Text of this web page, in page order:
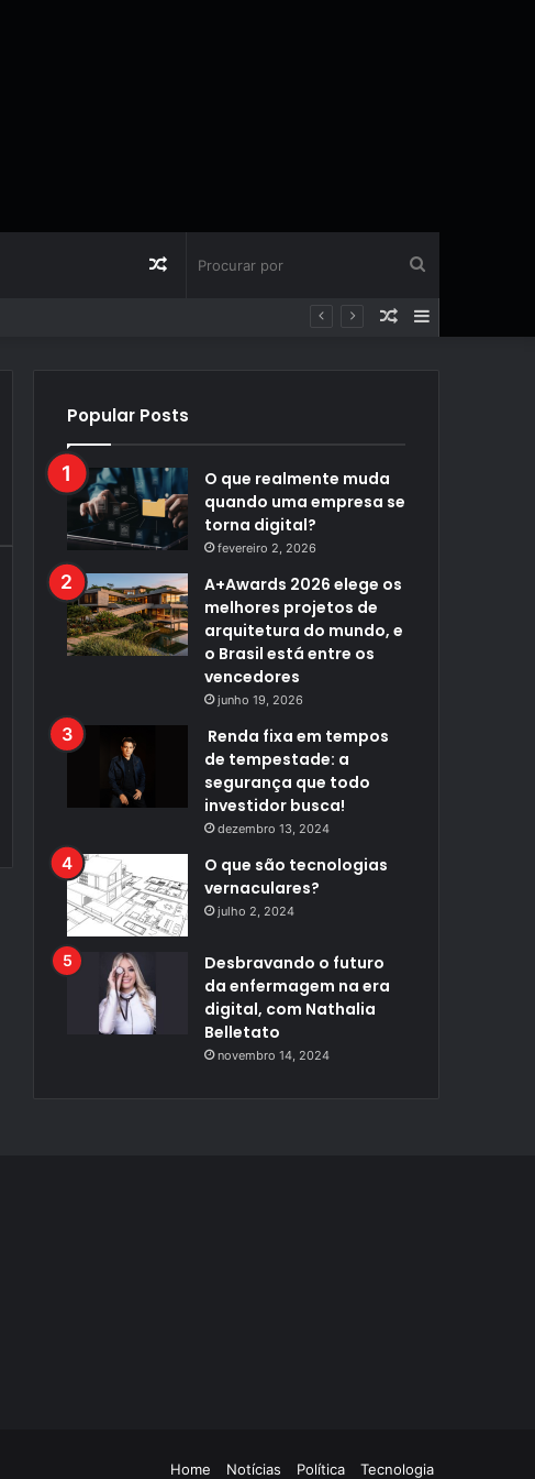
por
Artigo
Barra
Artigo
Popular Posts
O que realmente muda
quando uma empresa se
torna digital?
fevereiro 2, 2026
A+Awards 2026 elege os
melhores projetos de
arquitetura do mundo, e
o Brasil está entre os
vencedores
junho 19, 2026
Renda fixa em tempos
de tempestade: a
segurança que todo
investidor busca!
dezembro 13, 2024
O que são tecnologias
vernaculares?
julho 2, 2024
Desbravando o futuro
da enfermagem na era
digital, com Nathalia
Belletato
novembro 14, 2024
Home Notícias Política Tecnologia